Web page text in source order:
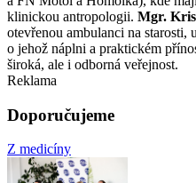
klinickou antropologii. Mgr.
otevřenou ambulanci na starosti,
o jehož náplni a praktickém
široká, ale i odborná veřejnost.
Reklama
Doporučujeme
Z medicíny